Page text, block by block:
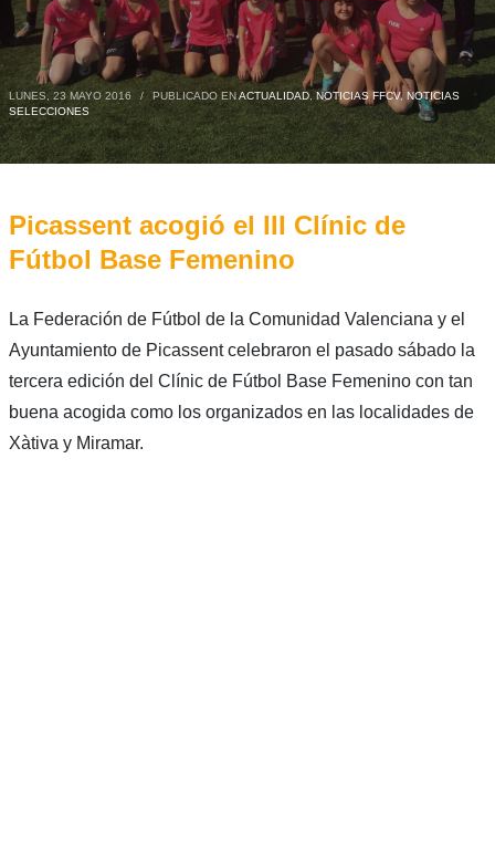
LUNES, 23 MAYO 2016 / PUBLICADO ENACTUALIDAD, NOTICIAS FFCV, NOTICIAS
SELECCIONES
Picassent acogió el III Clínic de
Fútbol Base Femenino
La Federación de Fútbol de la Comunidad Valenciana y el
Ayuntamiento de Picassent celebraron el pasado sábado la
tercera edición del Clínic de Fútbol Base Femenino con tan
buena acogida como los organizados en las localidades de
Xàtiva y Miramar.